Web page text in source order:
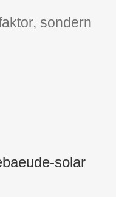
sondern